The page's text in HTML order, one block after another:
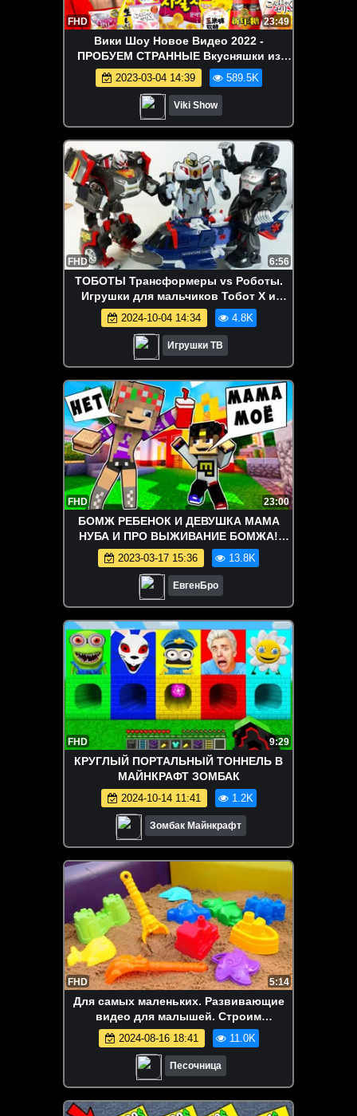
FHD 23:49
Вики Шоу Новое Видео 2022 -
ПРОБУЕМ СТРАННЫЕ Вкусняшки из
Тайланда * КУПИЛИ ВСЁ * Как ЭТО
Есть? / Вики Шоу
2023-03-04 14:39 589.5K
Viki Show
FHD 6:56
ТОБОТЫ Трансформеры vs Роботы.
Игрушки для мальчиков Тобот X и
Тобот Y
2024-10-04 14:34 4.8K
Игрушки ТВ
FHD 23:00
БОМЖ РЕБЕНОК И ДЕВУШКА МАМА
НУБА И ПРО ВЫЖИВАНИЕ БОМЖА!
МАЙНКРАФТ В РЕАЛЬНОЙ ЖИЗНИ
ВИДЕО ТРОЛЛИНГ
2023-03-17 15:36 13.8K
ЕвгенБро
FHD 9:29
КРУГЛЫЙ ПОРТАЛЬНЫЙ ТОННЕЛЬ В
МАЙНКРАФТ ЗОМБАК
2024-10-14 11:41 1.2K
Зомбак Майнкрафт
FHD 5:14
Для самых маленьких. Развивающие
видео для малышей. Строим
песочницу и учим цвета
2024-08-16 18:41 11.0K
Песочница